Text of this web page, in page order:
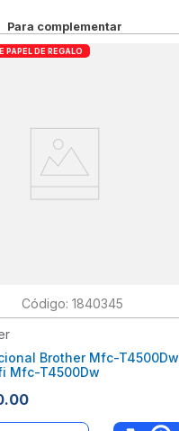
Para complementar
PAPEL DE REGALO
: 1840345
Brother Mfc-T4500Dw
Mfc-T4500Dw
.00